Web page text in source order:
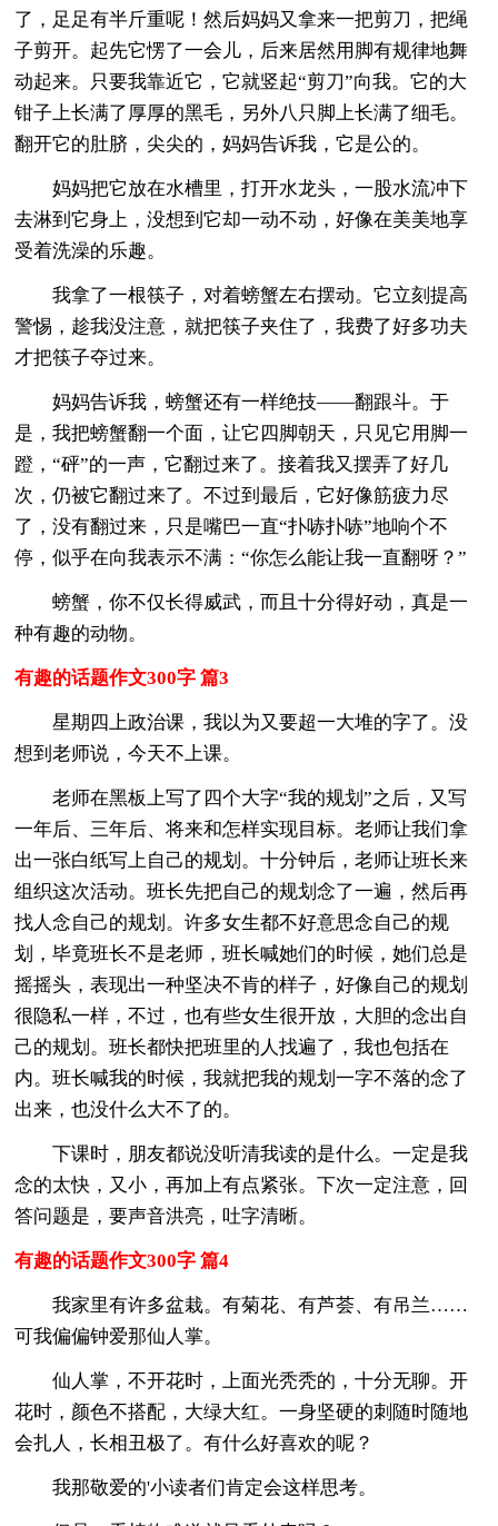
了，足足有半斤重呢！然后妈妈又拿来一把剪刀，把绳
子剪开。起先它愣了一会儿，后来居然用脚有规律地舞
动起来。只要我靠近它，它就竖起“剪刀”向我。它的大
钳子上长满了厚厚的黑毛，另外八只脚上长满了细毛。
翻开它的肚脐，尖尖的，妈妈告诉我，它是公的。
妈妈把它放在水槽里，打开水龙头，一股水流冲下
去淋到它身上，没想到它却一动不动，好像在美美地享
受着洗澡的乐趣。
我拿了一根筷子，对着螃蟹左右摆动。它立刻提高
警惕，趁我没注意，就把筷子夹住了，我费了好多功夫
才把筷子夺过来。
妈妈告诉我，螃蟹还有一样绝技——翻跟斗。于
是，我把螃蟹翻一个面，让它四脚朝天，只见它用脚一
蹬，“砰”的一声，它翻过来了。接着我又摆弄了好几
次，仍被它翻过来了。不过到最后，它好像筋疲力尽
了，没有翻过来，只是嘴巴一直“扑哧扑哧”地响个不
停，似乎在向我表示不满：“你怎么能让我一直翻呀？”
螃蟹，你不仅长得威武，而且十分得好动，真是一
种有趣的动物。
有趣的话题作文300字 篇3
星期四上政治课，我以为又要超一大堆的字了。没
想到老师说，今天不上课。
老师在黑板上写了四个大字“我的规划”之后，又写
一年后、三年后、将来和怎样实现目标。老师让我们拿
出一张白纸写上自己的规划。十分钟后，老师让班长来
组织这次活动。班长先把自己的规划念了一遍，然后再
找人念自己的规划。许多女生都不好意思念自己的规
划，毕竟班长不是老师，班长喊她们的时候，她们总是
摇摇头，表现出一种坚决不肯的样子，好像自己的规划
很隐私一样，不过，也有些女生很开放，大胆的念出自
己的规划。班长都快把班里的人找遍了，我也包括在
内。班长喊我的时候，我就把我的规划一字不落的念了
出来，也没什么大不了的。
下课时，朋友都说没听清我读的是什么。一定是我
念的太快，又小，再加上有点紧张。下次一定注意，回
答问题是，要声音洪亮，吐字清晰。
有趣的话题作文300字 篇4
我家里有许多盆栽。有菊花、有芦荟、有吊兰……
可我偏偏钟爱那仙人掌。
仙人掌，不开花时，上面光秃秃的，十分无聊。开
花时，颜色不搭配，大绿大红。一身坚硬的刺随时随地
会扎人，长相丑极了。有什么好喜欢的呢？
我那敬爱的'小读者们肯定会这样思考。